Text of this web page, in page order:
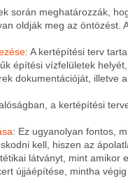
során meghatározzák,
oldják meg az öntözést.
: A kertépítési terv
építési vízfelületek
dokumentációját, illetve
a kertépítési
: Ez ugyanolyan fontos,
kell, hiszen az
látványt, mint amikor
újjáépítése, mintha